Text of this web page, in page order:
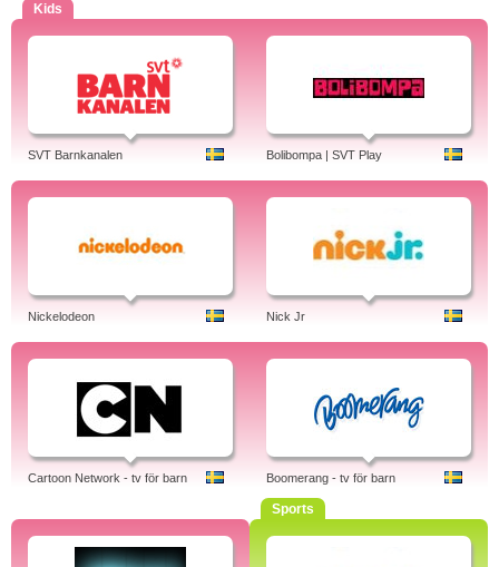
Kids
SVT Barnkanalen Bolibompa | SVT Play
Nickelodeon Nick Jr
Cartoon Network - tv för barn Boomerang - tv för barn
Sports